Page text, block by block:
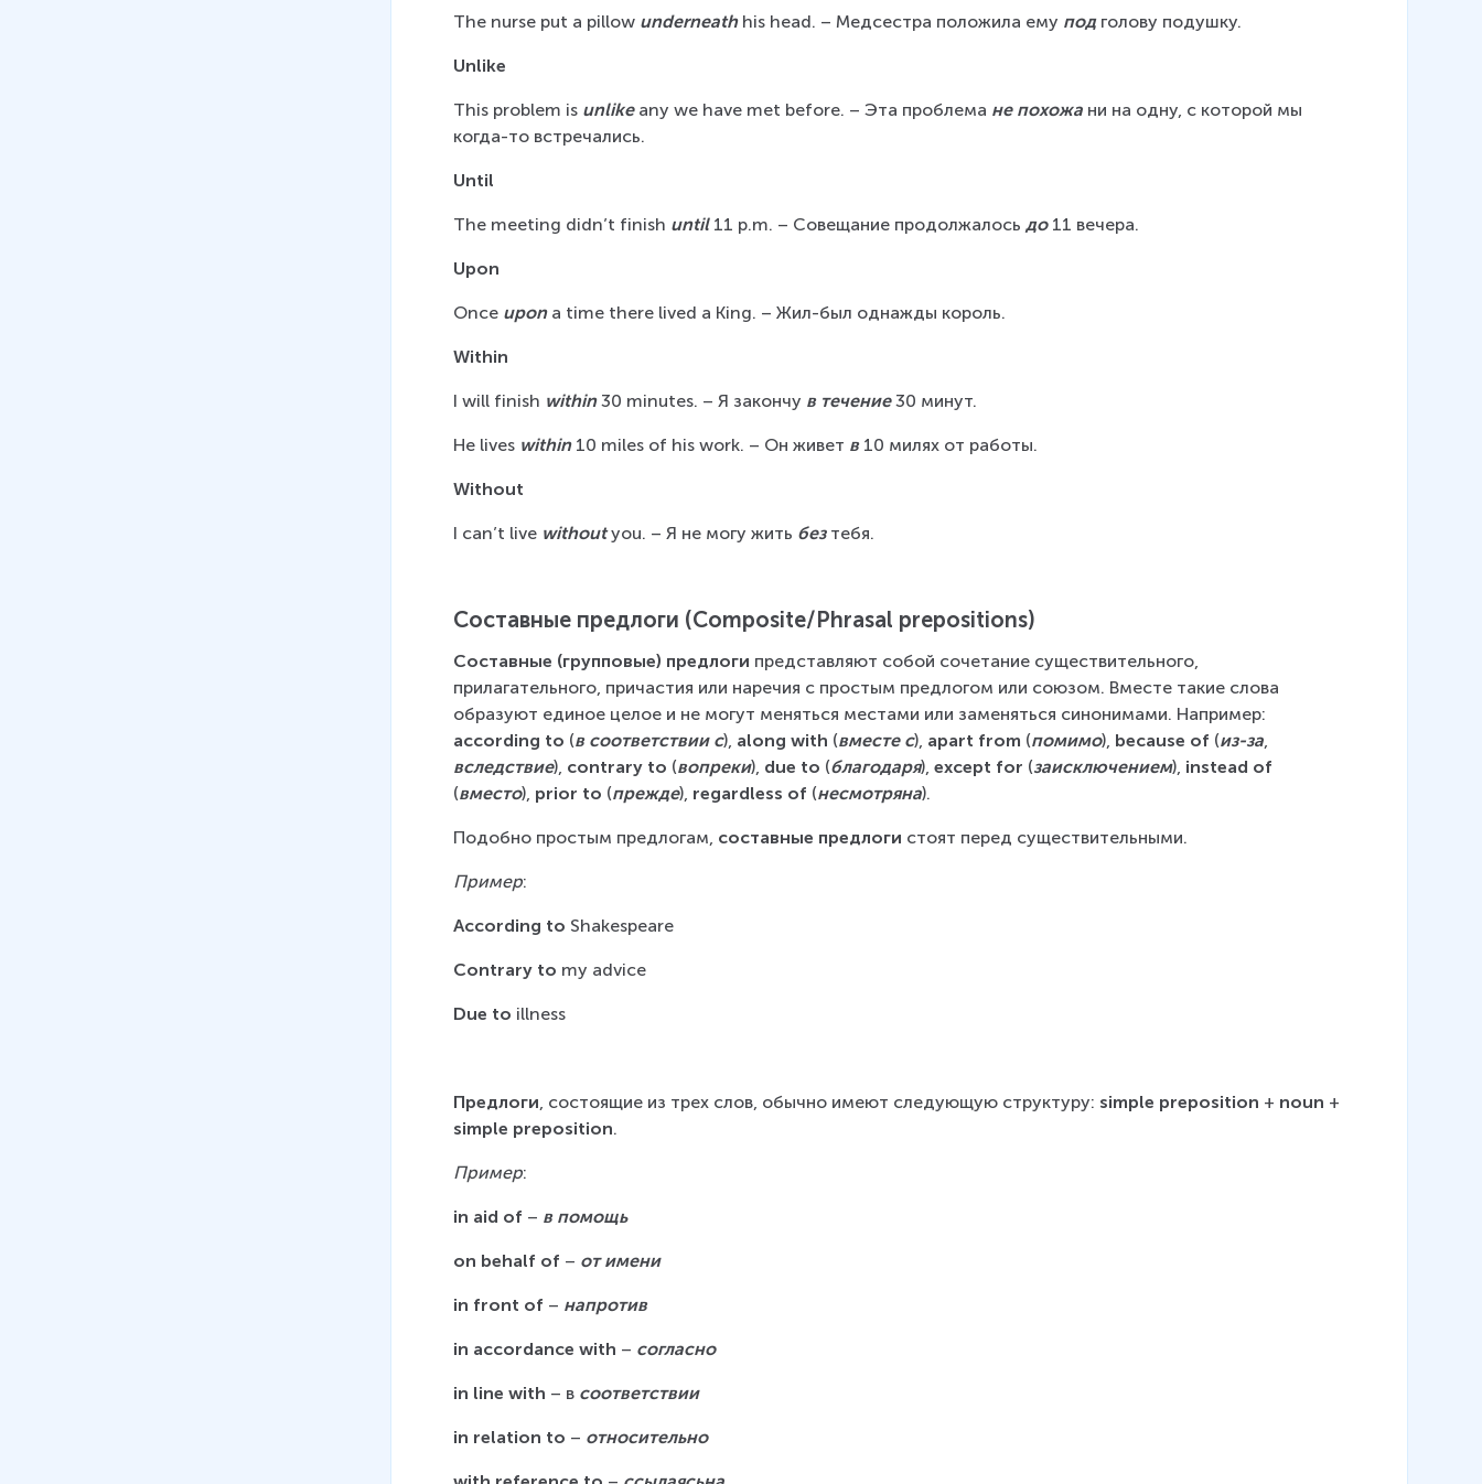
The nurse put a pillow underneath his head. – Медсестра положила ему под голову подушку.
Unlike
This problem is unlike any we have met before. – Эта проблема не похожа ни на одну, с которой мы
когда-то встречались.
Until
The meeting didn’t finish until 11 p.m. – Совещание продолжалось до 11 вечера.
Upon
Once upon a time there lived a King. – Жил-был однажды король.
Within
I will finish within 30 minutes. – Я закончу в течение 30 минут.
He lives within 10 miles of his work. – Он живет в 10 милях от работы.
Without
I can’t live without you. – Я не могу жить без тебя.
Составные предлоги (Composite/Phrasal prepositions)
Составные (групповые) предлоги представляют собой сочетание существительного,
прилагательного, причастия или наречия с простым предлогом или союзом. Вместе такие слова
образуют единое целое и не могут меняться местами или заменяться синонимами. Например:
according to (в соответствии с), along with (вместе с), apart from (помимо), because of (из-за,
вследствие), contrary to (вопреки), due to (благодаря), except for (заисключением), instead of
(вместо), prior to (прежде), regardless of (несмотряна).
Подобно простым предлогам, составные предлоги стоят перед существительными.
Пример:
According to Shakespeare
Contrary to my advice
Due to illness
Предлоги, состоящие из трех слов, обычно имеют следующую структуру: simple preposition + noun +
simple preposition.
Пример:
in aid of – в помощь
on behalf of – от имени
in front of – напротив
in accordance with – согласно
in line with – в соответствии
in relation to – относительно